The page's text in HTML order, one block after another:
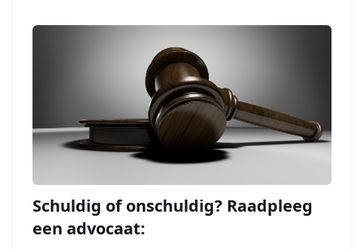
Schuldig of onschuldig? Raadpleeg
een advocaat: